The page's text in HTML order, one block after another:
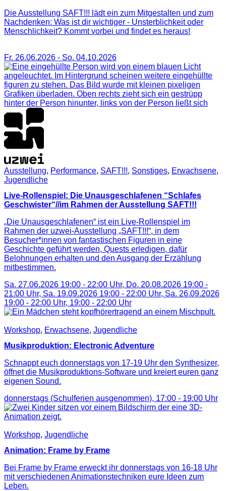
Die Ausstellung SAFT!!! lädt ein zum Mitgestalten und zum
Nachdenken: Was ist dir wichtiger - Unsterblichkeit oder
Menschlichkeit? Kommt vorbei und findet es heraus!
Fr. 26.06.2026 - So. 04.10.2026
Ausstellung, Performance, SAFT!!!, Sonstiges, Erwachsene,
Jugendliche
Live-Rollenspiel: Die Unausgeschlafenen “Schlafes
Geschwister“//im Rahmen der Ausstellung SAFT!!!
„Die Unausgeschlafenen“ ist ein Live-Rollenspiel im
Rahmen der uzwei-Ausstellung „SAFT!!!“, in dem
Besucher*innen von fantastischen Figuren in eine
Geschichte geführt werden, Quests erledigen, dafür
Belohnungen erhalten und den Ausgang der Erzählung
mitbestimmen.
Sa. 27.06.2026 19:00 - 22:00 Uhr, Do. 20.08.2026 19:00 -
21:00 Uhr, Sa. 19.09.2026 19:00 - 22:00 Uhr, Sa. 26.09.2026
19:00 - 22:00 Uhr, 19:00 - 22:00 Uhr
Workshop, Erwachsene, Jugendliche
Musikproduktion: Electronic Adventure
Schnappt euch donnerstags von 17-19 Uhr den Synthesizer,
öffnet die Musikproduktions-Software und kreiert euren ganz
eigenen Sound.
donnerstags (Schulferien ausgenommen), 17:00 - 19:00 Uhr
Workshop, Jugendliche
Animation: Frame by Frame
Bei Frame by Frame erweckt ihr donnerstags von 16-18 Uhr
mit verschiedenen Animationstechniken eure Ideen zum
Leben.